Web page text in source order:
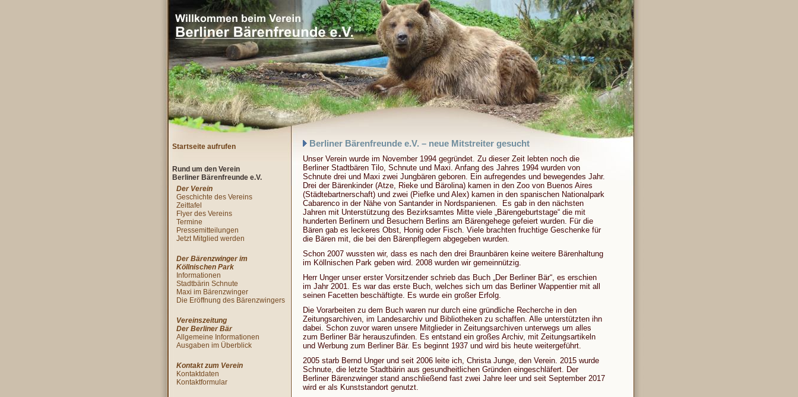
Berliner Bärenfreunde e.V. – neue Mitstreiter gesucht
Unser Verein wurde im November 1994 gegründet. Zu dieser Zeit lebten noch die
Berliner Stadtbären Tilo, Schnute und Maxi. Anfang des Jahres 1994 wurden von
Schnute drei und Maxi zwei Jungbären geboren. Ein aufregendes und bewegendes Jahr.
Drei der Bärenkinder (Atze, Rieke und Bärolina) kamen in den Zoo von Buenos Aires
(Städtebartnerschaft) und zwei (Piefke und Alex) kamen in den spanischen Nationalpark
Cabarenco in der Nähe von Santander in Nordspanienen. Es gab in den nächsten
Jahren mit Unterstützung des Bezirksamtes Mitte viele „Bärengeburtstage“ die mit
hunderten Berlinern und Besuchern Berlins am Bärengehege gefeiert wurden. Für die
Bären gab es leckeres Obst, Honig oder Fisch. Viele brachten fruchtige Geschenke für
die Bären mit, die bei den Bärenpflegern abgegeben wurden.
Schon 2007 wussten wir, dass es nach den drei Braunbären keine weitere Bärenhaltung
im Köllnischen Park geben wird. 2008 wurden wir gemeinnützig.
Herr Unger unser erster Vorsitzender schrieb das Buch „Der Berliner Bär“, es erschien
im Jahr 2001. Es war das erste Buch, welches sich um das Berliner Wappentier mit all
seinen Facetten beschäftigte. Es wurde ein großer Erfolg.
Die Vorarbeiten zu dem Buch waren nur durch eine gründliche Recherche in den
Zeitungsarchiven, im Landesarchiv und Bibliotheken zu schaffen. Alle unterstützten ihn
dabei. Schon zuvor waren unsere Mitglieder in Zeitungsarchiven unterwegs um alles
zum Berliner Bär herauszufinden. Es entstand ein großes Archiv, mit Zeitungsartikeln
und Werbung zum Berliner Bär. Es beginnt 1937 und wird bis heute weitergeführt.
2005 starb Bernd Unger und seit 2006 leite ich, Christa Junge, den Verein. 2015 wurde
Schnute, die letzte Stadtbärin aus gesundheitlichen Gründen eingeschläfert. Der
Berliner Bärenzwinger stand anschließend fast zwei Jahre leer und seit September 2017
wird er als Kunststandort genutzt.
Startseite aufrufen
Rund um den Verein
Berliner Bärenfreunde e.V.
Der Verein
Geschichte des Vereins
Zeittafel
Flyer des Vereins
Termine
Pressemitteilungen
Jetzt Mitglied werden
Der Bärenzwinger im
Köllnischen Park
Informationen
Stadtbärin Schnute
Maxi im Bärenzwinger
Die Eröffnung des Bärenzwingers
Vereinszeitung
Der Berliner Bär
Allgemeine Informationen
Ausgaben im Überblick
Kontakt zum Verein
Kontaktdaten
Kontaktformular